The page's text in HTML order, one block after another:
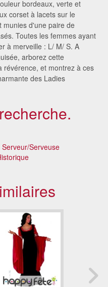
bordeaux, verte et
corset à lacets sur le
munies d'une paire de
Toutes les femmes ayant
à merveille : L/ M/ S. A
arborez cette
révérence, et montrez à ces
des Ladies
Serveur/Serveuse